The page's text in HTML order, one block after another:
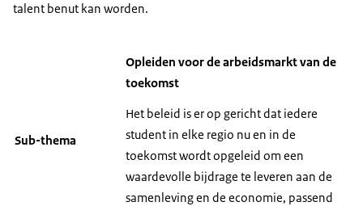
talent benut kan worden.
Sub-thema
Opleiden voor de arbeidsmarkt van de
toekomst
Het beleid is er op gericht dat iedere
student in elke regio nu en in de
toekomst wordt opgeleid om een
waardevolle bijdrage te leveren aan de
samenleving en de economie, passend